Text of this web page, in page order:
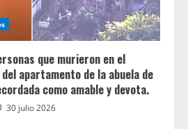
que murieron en el
apartamento de la abuela de
como amable y devota.
30 julio 2026